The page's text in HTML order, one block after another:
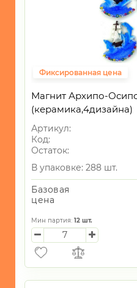
ИНАЛ
ВИТЯЗЕВО
ГЕЛЕНДЖИК
Дагомыс
ДЖУБГА
ДИВНОМОРСК
Фиксированная цена
Магнит Архипо-
(керамика,4дизайна)
Артикул:
Код:
Остаток:
В упаковке: 288 шт.
Базовая
цена
Мин партия: 12 шт.